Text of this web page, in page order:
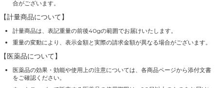
合がございます。
【計量商品について】
計量商品は、表記重量の前後40gの範囲でお届けいたします。
重量の変動により、表示金額と実際の請求金額が異なる場合がございます。
【医薬品について】
医薬品の効果・効能や使用上の注意については、各商品ページから添付文書
をご確認ください。